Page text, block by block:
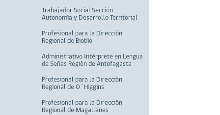
Trabajador Social Sección
Autonomía y Desarrollo Territorial
Profesional para la Dirección
Regional de Biobío
Administrativo Intérprete en Lengua
de Señas Región de Antofagasta
Profesional para la Dirección
Regional de O´Higgins
Profesional para la Dirección
Regional de Magallanes